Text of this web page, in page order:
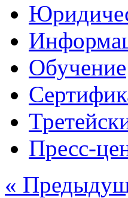
Обучение
Пресс-
«